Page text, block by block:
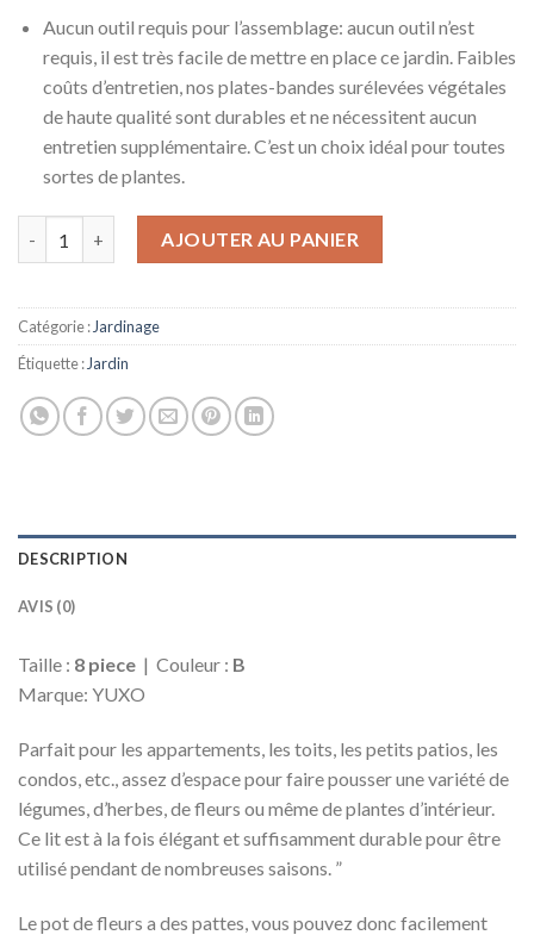
Aucun outil requis pour l’assemblage: aucun outil n’est
requis, il est très facile de mettre en place ce jardin. Faibles
coûts d’entretien, nos plates-bandes surélevées végétales
de haute qualité sont durables et ne nécessitent aucun
entretien supplémentaire. C’est un choix idéal pour toutes
sortes de plantes.
AJOUTER AU PANIER
Catégorie : Jardinage
Étiquette : Jardin
DESCRIPTION
AVIS (0)
Taille : 8 piece | Couleur : B
Marque: YUXO
Parfait pour les appartements, les toits, les petits patios, les
condos, etc., assez d’espace pour faire pousser une variété de
légumes, d’herbes, de fleurs ou même de plantes d’intérieur.
Ce lit est à la fois élégant et suffisamment durable pour être
utilisé pendant de nombreuses saisons. ”
Le pot de fleurs a des pattes, vous pouvez donc facilement